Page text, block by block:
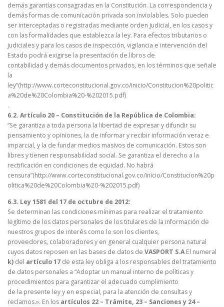
demás garantías consagradas en la Constitución. La correspondencia y
demás formas de comunicación privada son inviolables. Solo pueden
ser interceptadas o registradas mediante orden judicial, en los casos y
con las formalidades que establezca la ley. Para efectos tributarios o
judiciales y para los casos de inspección, vigilancia e intervención del
Estado podrá exigirse la presentación de libros de
contabilidad y demás documentos privados, en los términos que señale
la
ley”(http://www.corteconstitucional.gov.co/inicio/Constitucion%20politic
a%20de%20Colombia%20-%202015.pdf)
.
6.2. Artículo 20 – Constitución de la República de Colombia:
“Se garantiza a toda persona la libertad de expresar y difundir su
pensamiento y opiniones, la de informar y recibir información veraz e
imparcial, y la de fundar medios masivos de comunicación. Estos son
libres y tienen responsabilidad social. Se garantiza el derecho a la
rectificación en condiciones de equidad. No habrá
censura”(http://www.corteconstitucional.gov.co/inicio/Constitucion%20p
olitica%20de%20Colombia%20-%202015.pdf)
6.3. Ley 1581 del 17 de octubre de 2012:
Se determinan las condiciones mínimas para realizar el tratamiento
legítimo de los datos personales de los titulares de la información de
nuestros grupos de interés como lo son los clientes,
proveedores, colaboradores y en general cualquier persona natural
cuyos datos reposen en las bases de datos de VASPORT S.AEl numeral
k) del artículo 17 de esta ley obliga a los responsables del tratamiento
de datos personales a “Adoptar un manual interno de políticas y
procedimientos para garantizar el adecuado cumplimiento
de la presente ley y en especial, para la atención de consultas y
reclamos.». En los artículos 22 – Trámite, 23 – Sanciones y 24 –